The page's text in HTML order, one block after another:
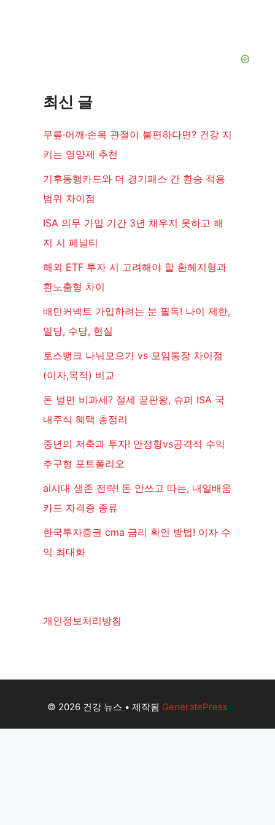
최신 글
무릎·어깨·손목 관절이 불편하다면? 건강 지
키는 영양제 추천
기후동행카드와 더 경기패스 간 환승 적용
범위 차이점
ISA 의무 가입 기간 3년 채우지 못하고 해
지 시 페널티
해외 ETF 투자 시 고려해야 할 환헤지형과
환노출형 차이
배민커넥트 가입하려는 분 필독! 나이 제한,
일당, 수당, 현실
토스뱅크 나눠모으기 vs 모임통장 차이점
(이자,목적) 비교
돈 벌면 비과세? 절세 끝판왕, 슈퍼 ISA 국
내주식 혜택 총정리
중년의 저축과 투자! 안정형vs공격적 수익
추구형 포트폴리오
ai시대 생존 전략! 돈 안쓰고 따는, 내일배움
카드 자격증 종류
한국투자증권 cma 금리 확인 방법! 이자 수
익 최대화
개인정보처리방침
© 2026 건강 뉴스 • 제작됨 GeneratePress